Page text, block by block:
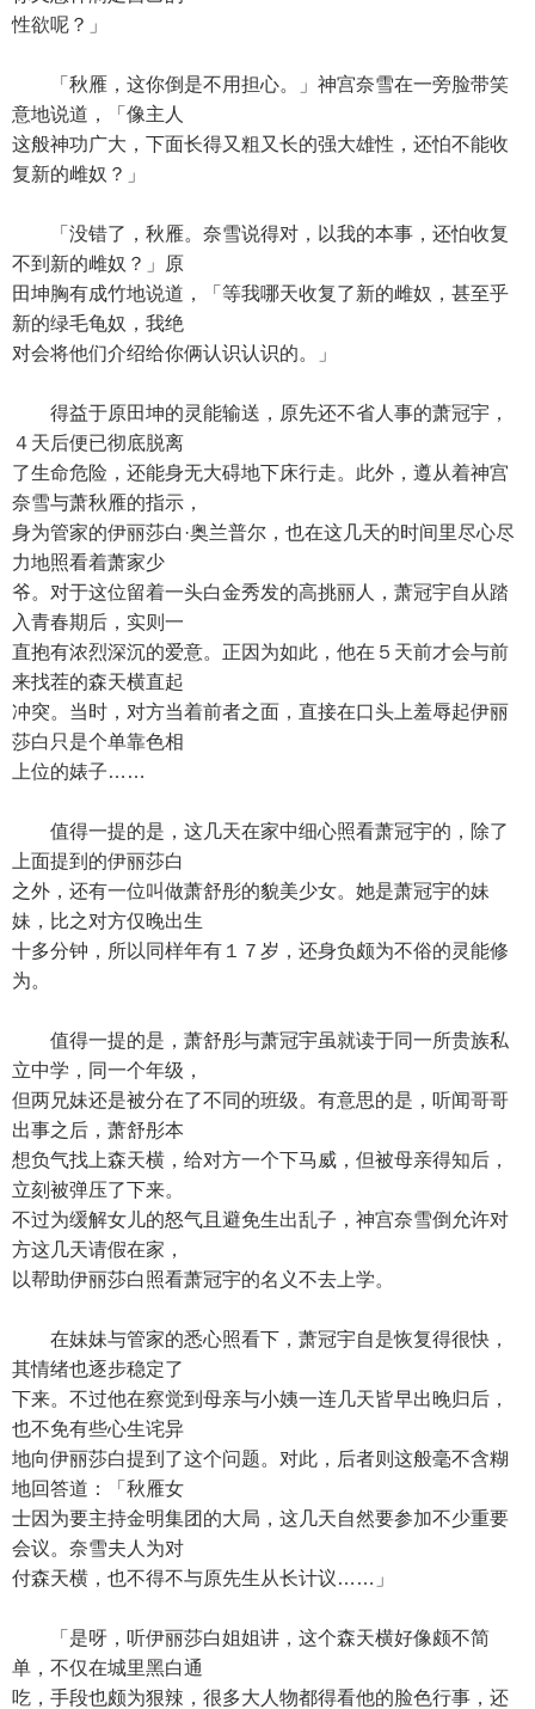
性欲呢？」
「秋雁，这你倒是不用担心。」神宫奈雪在一旁脸带笑
意地说道，「像主人
这般神功广大，下面长得又粗又长的强大雄性，还怕不能收
复新的雌奴？」
「没错了，秋雁。奈雪说得对，以我的本事，还怕收复
不到新的雌奴？」原
田坤胸有成竹地说道，「等我哪天收复了新的雌奴，甚至乎
新的绿毛龟奴，我绝
对会将他们介绍给你俩认识认识的。」
得益于原田坤的灵能输送，原先还不省人事的萧冠宇，
４天后便已彻底脱离
了生命危险，还能身无大碍地下床行走。此外，遵从着神宫
奈雪与萧秋雁的指示，
身为管家的伊丽莎白·奥兰普尔，也在这几天的时间里尽心尽
力地照看着萧家少
爷。对于这位留着一头白金秀发的高挑丽人，萧冠宇自从踏
入青春期后，实则一
直抱有浓烈深沉的爱意。正因为如此，他在５天前才会与前
来找茬的森天横直起
冲突。当时，对方当着前者之面，直接在口头上羞辱起伊丽
莎白只是个单靠色相
上位的婊子……
值得一提的是，这几天在家中细心照看萧冠宇的，除了
上面提到的伊丽莎白
之外，还有一位叫做萧舒彤的貌美少女。她是萧冠宇的妹
妹，比之对方仅晚出生
十多分钟，所以同样年有１７岁，还身负颇为不俗的灵能修
为。
值得一提的是，萧舒彤与萧冠宇虽就读于同一所贵族私
立中学，同一个年级，
但两兄妹还是被分在了不同的班级。有意思的是，听闻哥哥
出事之后，萧舒彤本
想负气找上森天横，给对方一个下马威，但被母亲得知后，
立刻被弹压了下来。
不过为缓解女儿的怒气且避免生出乱子，神宫奈雪倒允许对
方这几天请假在家，
以帮助伊丽莎白照看萧冠宇的名义不去上学。
在妹妹与管家的悉心照看下，萧冠宇自是恢复得很快，
其情绪也逐步稳定了
下来。不过他在察觉到母亲与小姨一连几天皆早出晚归后，
也不免有些心生诧异
地向伊丽莎白提到了这个问题。对此，后者则这般毫不含糊
地回答道：「秋雁女
士因为要主持金明集团的大局，这几天自然要参加不少重要
会议。奈雪夫人为对
付森天横，也不得不与原先生从长计议……」
「是呀，听伊丽莎白姐姐讲，这个森天横好像颇不简
单，不仅在城里黑白通
吃，手段也颇为狠辣，很多大人物都得看他的脸色行事，还